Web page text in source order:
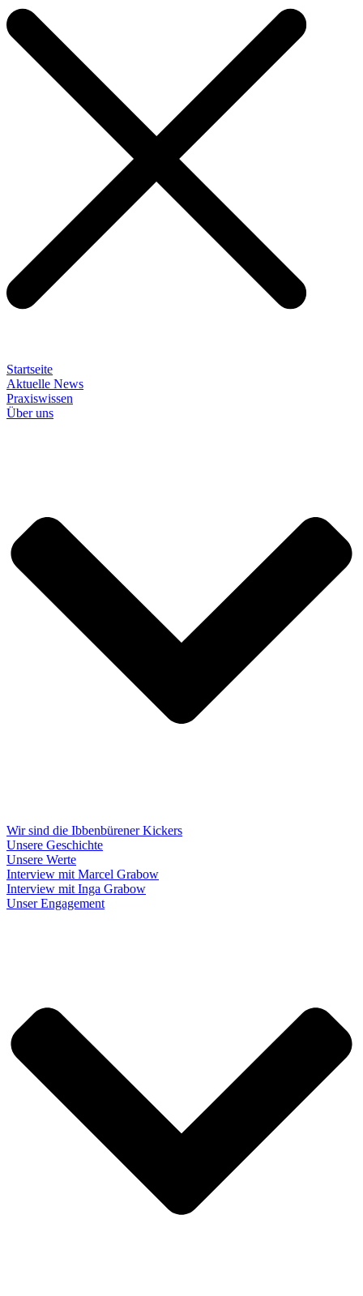
Startseite
Aktuelle News
Praxiswissen
Über uns
Wir sind die Ibbenbürener Kickers
Unsere Geschichte
Unsere Werte
Interview mit Marcel Grabow
Interview mit Inga Grabow
Unser Engagement